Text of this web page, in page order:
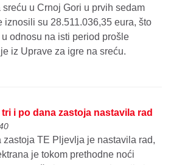
u Crnoj Gori u prvih sedam
iznosili su 28.511.036,35 eura, što
odnosu na isti period prošle
iz Uprave za igre na sreću.
i po dana zastoja nastavila rad
zastoja TE Pljevlja je nastavila rad,
je tokom prethodne noći